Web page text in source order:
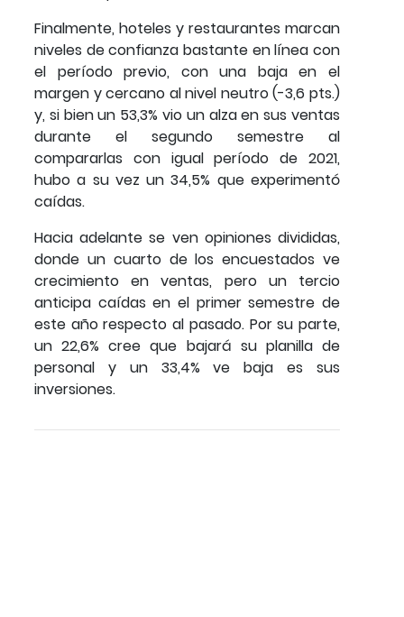
Finalmente, hoteles y restaurantes marcan
niveles de confianza bastante en línea con
el período previo, con una baja en el
margen y cercano al nivel neutro (-3,6 pts.)
y, si bien un 53,3% vio un alza en sus ventas
durante el segundo semestre al
compararlas con igual período de 2021,
hubo a su vez un 34,5% que experimentó
caídas.
Hacia adelante se ven opiniones divididas,
donde un cuarto de los encuestados ve
crecimiento en ventas, pero un tercio
anticipa caídas en el primer semestre de
este año respecto al pasado. Por su parte,
un 22,6% cree que bajará su planilla de
personal y un 33,4% ve baja es sus
inversiones.